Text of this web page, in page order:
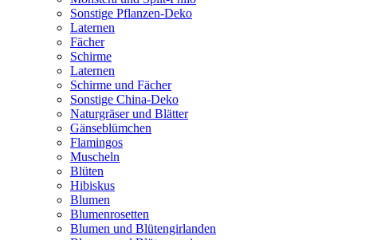
Sonstige Pflanzen-Deko
Laternen
Fächer
Schirme
Laternen
Schirme und Fächer
Sonstige China-Deko
Naturgräser und Blätter
Gänseblümchen
Flamingos
Muscheln
Blüten
Hibiskus
Blumen
Blumenrosetten
Blumen und Blütengirlanden